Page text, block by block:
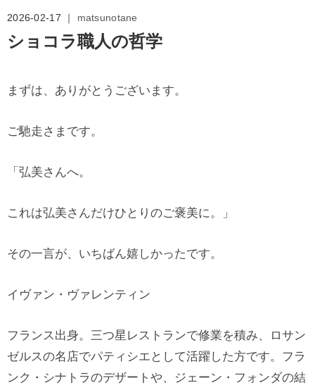
2026-02-17 ｜ matsunotane
ショコラ職人の哲学
まずは、ありがとうございます。
ご馳走さまです。
「弘美さんへ。
これは弘美さんだけひとりのご褒美に。」
その一言が、いちばん嬉しかったです。
イヴァン・ヴァレンティン
フランス出身。三つ星レストランで修業を積み、ロサン
ゼルスの名店でパティシエとして活躍した方です。フラ
ンク・シナトラのデザートや、ジェーン・フォンダの結